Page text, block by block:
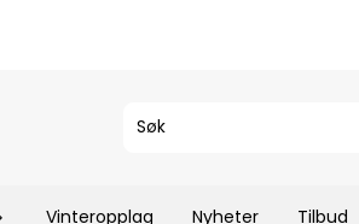
Vinteropplag Nyheter Tilbud